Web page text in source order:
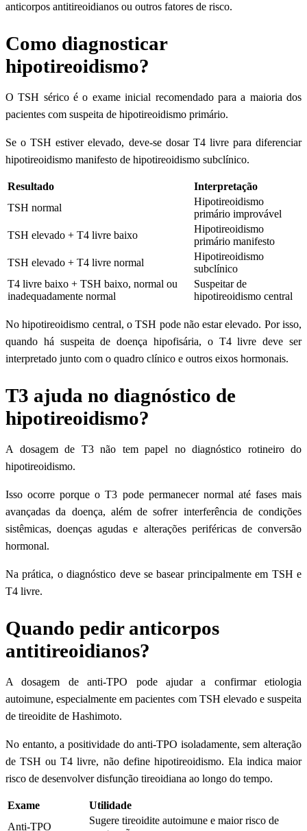
anticorpos antitireoidianos ou outros fatores de risco.
Como diagnosticar
hipotireoidismo?
O TSH sérico é o exame inicial recomendado para a maioria dos
pacientes com suspeita de hipotireoidismo primário.
Se o TSH estiver elevado, deve-se dosar T4 livre para diferenciar
hipotireoidismo manifesto de hipotireoidismo subclínico.
Resultado
Interpretação
TSH normal
Hipotireoidismo
primário improvável
TSH elevado + T4 livre baixo
Hipotireoidismo
primário manifesto
TSH elevado + T4 livre normal
Hipotireoidismo
subclínico
T4 livre baixo + TSH baixo, normal ou
inadequadamente normal
Suspeitar de
hipotireoidismo central
No hipotireoidismo central, o TSH pode não estar elevado. Por isso,
quando há suspeita de doença hipofisária, o T4 livre deve ser
interpretado junto com o quadro clínico e outros eixos hormonais.
T3 ajuda no diagnóstico de
hipotireoidismo?
A dosagem de T3 não tem papel no diagnóstico rotineiro do
hipotireoidismo.
Isso ocorre porque o T3 pode permanecer normal até fases mais
avançadas da doença, além de sofrer interferência de condições
sistêmicas, doenças agudas e alterações periféricas de conversão
hormonal.
Na prática, o diagnóstico deve se basear principalmente em TSH e
T4 livre.
Quando pedir anticorpos
antitireoidianos?
A dosagem de anti-TPO pode ajudar a confirmar etiologia
autoimune, especialmente em pacientes com TSH elevado e suspeita
de tireoidite de Hashimoto.
No entanto, a positividade do anti-TPO isoladamente, sem alteração
de TSH ou T4 livre, não define hipotireoidismo. Ela indica maior
risco de desenvolver disfunção tireoidiana ao longo do tempo.
Exame
Utilidade
Anti-TPO
Sugere tireoidite autoimune e maior risco de